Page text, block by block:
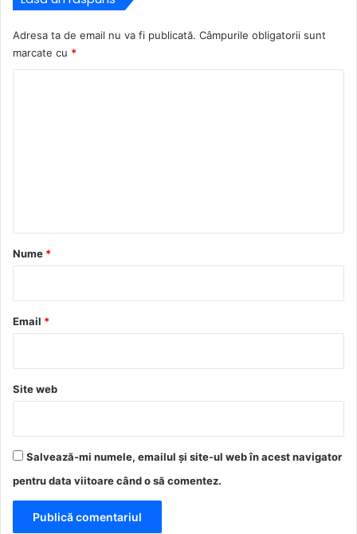
Adresa ta de email nu va fi publicată. Câmpurile obligatorii sunt
marcate cu *
r
*
Nume *
Email *
Site web
Salvează-mi numele, emailul și site-ul web în acest navigator
pentru data viitoare când o să comentez.